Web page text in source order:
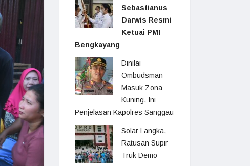
Sebastianus
Darwis Resmi
Ketuai PMI
Bengkayang
Dinilai
Ombudsman
Masuk Zona
Kuning, Ini
Penjelasan Kapolres Sanggau
Solar Langka,
Ratusan Supir
Truk Demo